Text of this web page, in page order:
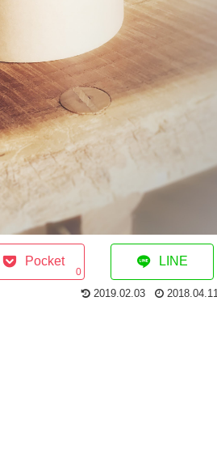
Pocket
0
LINE
2019.02.03 2018.04.11